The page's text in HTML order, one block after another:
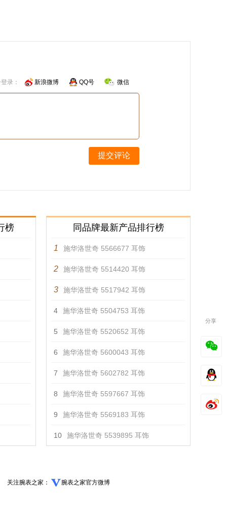
录： 新浪微博 QQ号 微信
提交评论
榜 同品牌最新产品排行榜
1 施华洛世奇 5566677 耳饰
2 施华洛世奇 5514420 耳饰
3 施华洛世奇 5517942 耳饰
4 施华洛世奇 5504753 耳饰
5 施华洛世奇 5520652 耳饰
6 施华洛世奇 5600043 耳饰
7 施华洛世奇 5602782 耳饰
8 施华洛世奇 5597667 耳饰
9 施华洛世奇 5569183 耳饰
10 施华洛世奇 5539895 耳饰
关注腕表之家： 腕表之家官方微博
分享